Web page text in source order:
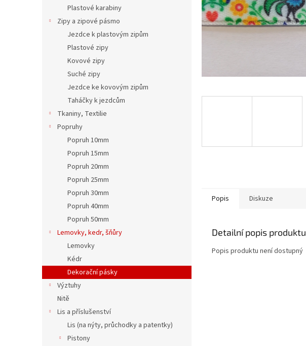
Plastové karabiny
Zipy a zipové pásmo
Jezdce k plastovým zipům
Plastové zipy
Kovové zipy
Suché zipy
Jezdce ke kovovým zipům
Taháčky k jezdcům
Tkaniny, Textilie
Popruhy
Popruh 10mm
Popruh 15mm
Popruh 20mm
Popruh 25mm
Popruh 30mm
Popruh 40mm
Popruh 50mm
Lemovky, kedr, šňůry
Lemovky
Kédr
Dekorační pásky
Výztuhy
Nitě
Lis a příslušenství
Lis (na nýty, průchodky a patentky)
Pistony
Popis Diskuze
Detailní popis produktu
Popis produktu není dostupný